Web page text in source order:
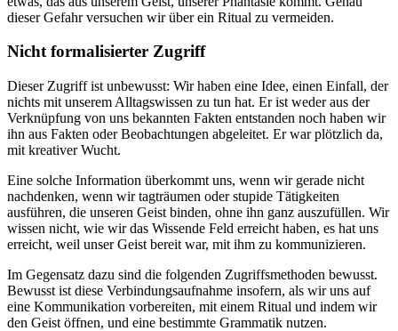
dieser Gefahr versuchen wir über ein Ritual zu vermeiden.
Nicht formalisierter Zugriff
Dieser Zugriff ist unbewusst: Wir haben eine Idee, einen Einfall, der
nichts mit unserem Alltagswissen zu tun hat. Er ist weder aus der
Verknüpfung von uns bekannten Fakten entstanden noch haben wir
ihn aus Fakten oder Beobachtungen abgeleitet. Er war plötzlich da,
mit kreativer Wucht.
Eine solche Information überkommt uns, wenn wir gerade nicht
nachdenken, wenn wir tagträumen oder stupide Tätigkeiten
ausführen, die unseren Geist binden, ohne ihn ganz auszufüllen. Wir
wissen nicht, wie wir das Wissende Feld erreicht haben, es hat uns
erreicht, weil unser Geist bereit war, mit ihm zu kommunizieren.
Im Gegensatz dazu sind die folgenden Zugriffsmethoden bewusst.
Bewusst ist diese Verbindungsaufnahme insofern, als wir uns auf
eine Kommunikation vorbereiten, mit einem Ritual und indem wir
den Geist öffnen, und eine bestimmte Grammatik nutzen.